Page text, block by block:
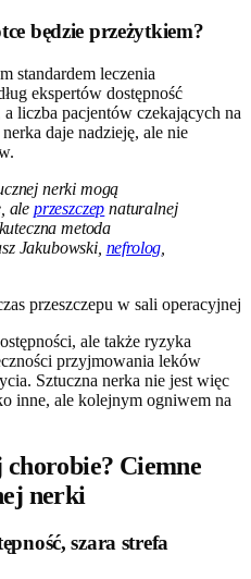
będzie przeżytkiem?
standardem leczenia
ekspertów dostępność
liczba pacjentów czekających na
daje nadzieję, ale nie
nerki mogą
ale przeszczep naturalnej
metoda
Jakubowski, nefrolog
ale także ryzyka
przyjmowania leków
Sztuczna nerka nie jest więc
inne, ale kolejnym ogniwem na
Ciemne
nerki
szara strefa